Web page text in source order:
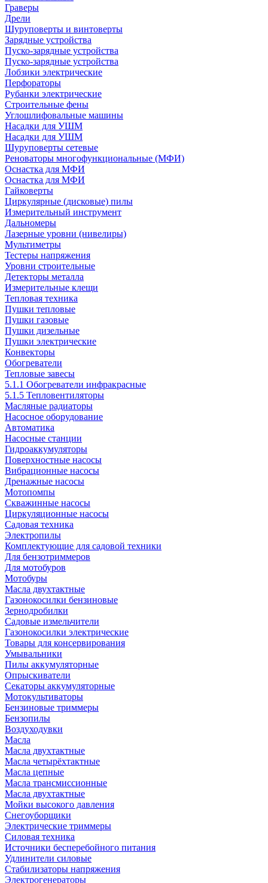
Граверы
Дрели
Шуруповерты и винтоверты
Зарядные устройства
Пуско-зарядные устройства
Пуско-зарядные устройства
Лобзики электрические
Перфораторы
Рубанки электрические
Строительные фены
Углошлифовальные машины
Насадки для УШМ
Насадки для УШМ
Шуруповерты сетевые
Реноваторы многофункциональные (МФИ)
Оснастка для МФИ
Оснастка для МФИ
Гайковерты
Циркулярные (дисковые) пилы
Измерительный инструмент
Дальномеры
Лазерные уровни (нивелиры)
Мультиметры
Тестеры напряжения
Уровни строительные
Детекторы металла
Измерительные клещи
Тепловая техника
Пушки тепловые
Пушки газовые
Пушки дизельные
Пушки электрические
Конвекторы
Обогреватели
Тепловые завесы
5.1.1 Обогреватели инфракрасные
5.1.5 Тепловентиляторы
Масляные радиаторы
Насосное оборудование
Автоматика
Насосные станции
Гидроаккумуляторы
Поверхностные насосы
Вибрационные насосы
Дренажные насосы
Мотопомпы
Скважинные насосы
Циркуляционные насосы
Садовая техника
Электропилы
Комплектующие для садовой техники
Для бензотриммеров
Для мотобуров
Мотобуры
Масла двухтактные
Газонокосилки бензиновые
Зернодробилки
Садовые измельчители
Газонокосилки электрические
Товары для консервирования
Умывальники
Пилы аккумуляторные
Опрыскиватели
Секаторы аккумуляторные
Мотокультиваторы
Бензиновые триммеры
Бензопилы
Воздуходувки
Масла
Масла двухтактные
Масла четырёхтактные
Масла цепные
Масла трансмиссионные
Масла двухтактные
Мойки высокого давления
Снегоуборщики
Электрические триммеры
Силовая техника
Источники бесперебойного питания
Удлинители силовые
Стабилизаторы напряжения
Электрогенераторы